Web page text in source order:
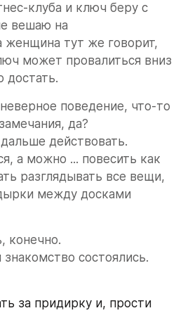
клуба и ключ беру с
вешаю на
женщина тут же говорит,
может провалиться вниз
достать.
поведение, что-то
да?
действовать.
а можно ... повесить как
разглядывать все вещи,
между досками
конечно.
знакомство состоялись.
за придирку и, прости